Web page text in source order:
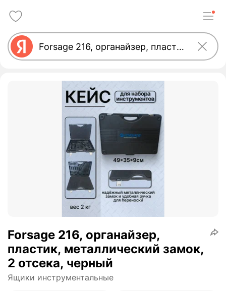
Forsage 216, органайзер,
пластик, металлический замок,
2 отсека, черный
Ящики инструментальные